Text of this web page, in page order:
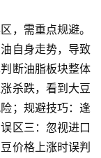
，需重点规避。
自身走势，导致
断油脂板块整体
杀跌，看到大豆
；规避技巧：逢
区三：忽视进口
价格上涨时误判